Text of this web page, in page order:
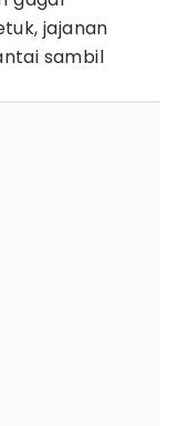
jajanan
sambil